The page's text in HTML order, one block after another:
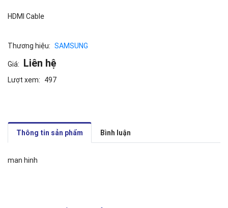
HDMI Cable
Thương hiệu: SAMSUNG
Giá: Liên hệ
Lượt xem: 497
Thông tin sản phẩm Bình luận
man hinh